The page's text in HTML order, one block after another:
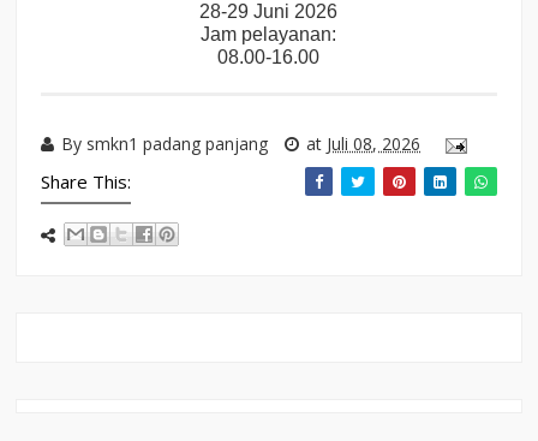
28-29 Juni 2026
Jam pelayanan:
08.00-16.00
By smkn1 padang panjang at Juli 08, 2026
Share This: